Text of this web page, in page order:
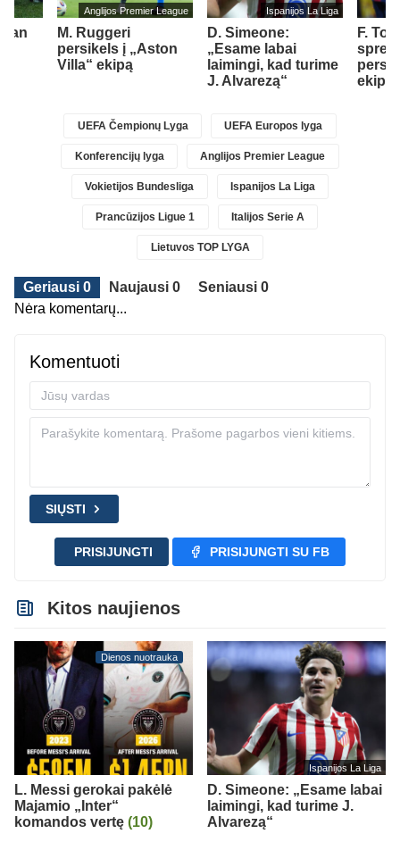
Anglijos Premier League
M. Ruggeri
persikels į „Aston
Villa“ ekipą
Ispanijos La Liga
D. Simeone:
„Esame labai
laimingi, kad turime
J. Alvarezą“
F.
ekipą
UEFA Čempionų Lyga UEFA Europos lyga
Konferencijų lyga Anglijos Premier League
Vokietijos Bundesliga Ispanijos La Liga
Prancūzijos Ligue 1 Italijos Serie A
Lietuvos TOP LYGA
Geriausi 0 Naujausi 0
Seniausi 0
Nėra komentarų...
Komentuoti
SIŲSTI
PRISIJUNGTI PRISIJUNGTI SU FB
Kitos naujienos
Dienos nuotrauka
L. Messi gerokai pakėlė
Majamio „Inter“
komandos vertę (10)
Ispanijos La Liga
D. Simeone: „Esame labai
laimingi, kad turime J.
Alvarezą“